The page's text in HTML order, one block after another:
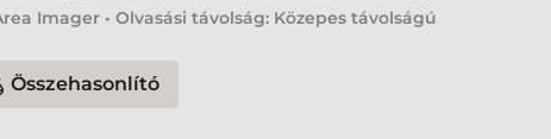
Imager • Olvasási távolság: Közepes távolságú
Összehasonlító